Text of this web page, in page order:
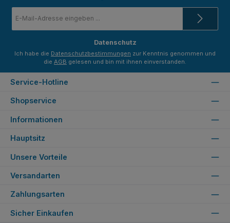
Mail-
Datenschutz
Ich habe die Datenschutzbestimmungen zur Kenntnis genommen und
die AGB gelesen und bin mit ihnen einverstanden.
Service-Hotline
Shopservice
Informationen
Unsere Vorteile
Versandarten
Zahlungsarten
Hauptsitz
Sicher Einkaufen